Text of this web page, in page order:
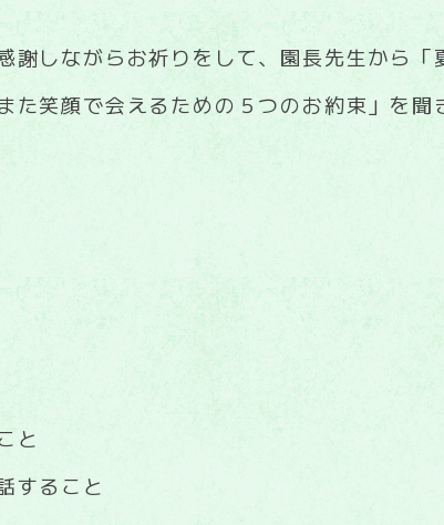
謝しながらお祈りをして、園長先生から「
た笑顔で会えるための５つのお約束」を聞
と
すること